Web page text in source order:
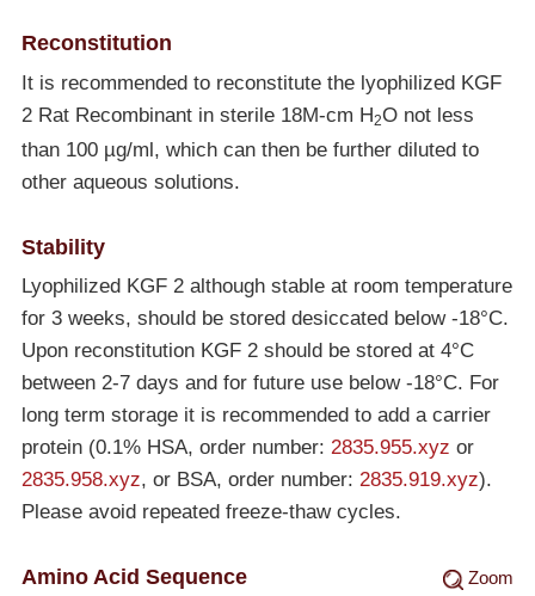
Reconstitution
It is recommended to reconstitute the lyophilized KGF
2 Rat Recombinant in sterile 18M-cm H2O not less
than 100 µg/ml, which can then be further diluted to
other aqueous solutions.
Stability
Lyophilized KGF 2 although stable at room temperature
for 3 weeks, should be stored desiccated below -18°C.
Upon reconstitution KGF 2 should be stored at 4°C
between 2-7 days and for future use below -18°C. For
long term storage it is recommended to add a carrier
protein (0.1% HSA, order number: 2835.955.xyz or
2835.958.xyz, or BSA, order number: 2835.919.xyz).
Please avoid repeated freeze-thaw cycles.
Zoom
Amino Acid Sequence